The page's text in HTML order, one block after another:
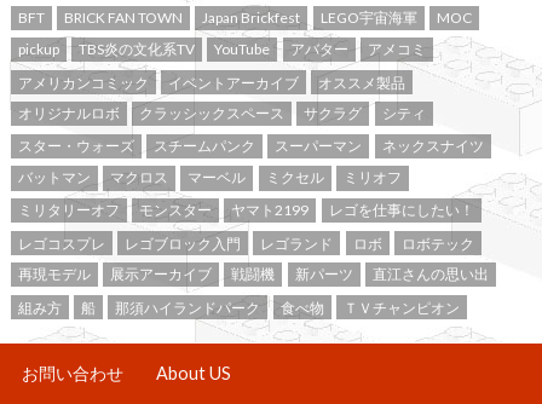
BFT BRICK FAN TOWN Japan Brickfest LEGO宇宙海軍
MOC
pickup
TBS炎の文化系TV YouTube アバター
アメコミ
アメリカンコミック
イベントアーカイブ
オススメ製品
オリジナルロボ
クラッシックスペース サクラグ
シティ
スター・ウォーズ
スチームパンク スーパーマン
ネックスナイツ
バットマン
マクロス マーベル ミクセル
ミリオフ
ミリタリーオフ
モンスター ヤマト2199
レゴを仕事にしたい！
レゴコスプレ
レゴブロック入門 レゴランド ロボ
ロボテック
再現モデル
展示アーカイブ 戦闘機 新パーツ
直江さんの思い出
組み方
船 那須ハイランドパーク 食べ物 ＴＶチャンピオン
お問い合わせ About US